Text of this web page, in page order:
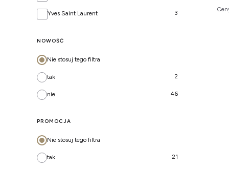
Yves Saint Laurent 3
NOWOŚĆ
Nie stosuj tego filtra
tak 2
nie 46
PROMOCJA
Nie stosuj tego filtra
tak 21